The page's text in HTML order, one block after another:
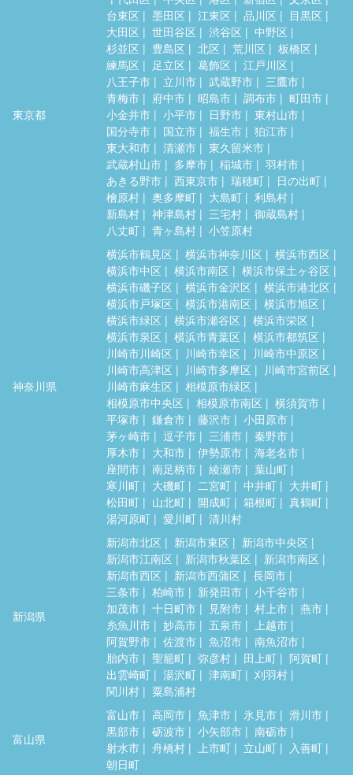
東京都
台東区
墨田区 江東区 品川区
目黒区
大田区
世田谷区 渋谷区
中野区
杉並区
豊島区 北区 荒川区
板橋区
練馬区
足立区 葛飾区
江戸川区
八王子市
立川市 武蔵野市
三鷹市
青梅市
府中市 昭島市 調布市
町田市
小金井市
小平市 日野市
東村山市
国分寺市
国立市 福生市
狛江市
東大和市
清瀬市
東久留米市
武蔵村山市
多摩市 稲城市
羽村市
あきる野市
西東京市 瑞穂町
日の出町
檜原村
奥多摩町 大島町
利島村
新島村
神津島村 三宅村
御蔵島村
八丈町
青ヶ島村 小笠原村
神奈川県
横浜市鶴見区 横浜市神奈川区
横浜市西区
横浜市中区
横浜市南区
横浜市保土ヶ谷区
横浜市磯子区
横浜市金沢区
横浜市港北区
横浜市戸塚区
横浜市港南区
横浜市旭区
横浜市緑区
横浜市瀬谷区
横浜市栄区
横浜市泉区
横浜市青葉区
横浜市都筑区
川崎市川崎区
川崎市幸区
川崎市中原区
川崎市高津区
川崎市多摩区
川崎市宮前区
川崎市麻生区
相模原市緑区
相模原市中央区
相模原市南区
横須賀市
平塚市
鎌倉市 藤沢市
小田原市
茅ヶ崎市
逗子市 三浦市
秦野市
厚木市
大和市 伊勢原市
海老名市
座間市
南足柄市 綾瀬市
葉山町
寒川町
大磯町 二宮町 中井町
大井町
松田町
山北町 開成町 箱根町
真鶴町
湯河原町
愛川町 清川村
新潟県
新潟市北区 新潟市東区
新潟市中央区
新潟市江南区
新潟市秋葉区
新潟市南区
新潟市西区
新潟市西蒲区
長岡市
三条市
柏崎市 新発田市
小千谷市
加茂市
十日町市 見附市 村上市
燕市
糸魚川市
妙高市 五泉市
上越市
阿賀野市
佐渡市 魚沼市
南魚沼市
胎内市
聖籠町 弥彦村 田上町
阿賀町
出雲崎町
湯沢町 津南町
刈羽村
関川村
粟島浦村
富山県
富山市 高岡市 魚津市 氷見市
滑川市
黒部市
砺波市 小矢部市
南砺市
射水市
舟橋村 上市町 立山町
入善町
朝日町